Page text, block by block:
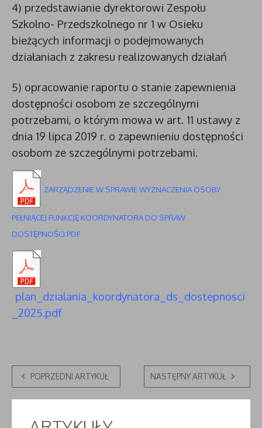
4) przedstawianie dyrektorowi Zespołu
Szkolno- Przedszkolnego nr 1 w Osieku
bieżących informacji o podejmowanych
działaniach z zakresu realizowanych działań
5) opracowanie raportu o stanie zapewnienia
dostępności osobom ze szczególnymi
potrzebami, o którym mowa w art. 11 ustawy z
dnia 19 lipca 2019 r. o zapewnieniu dostępności
osobom ze szczególnymi potrzebami.
ZARZĄDZENIE W SPRAWIE WYZNACZENIA OSOBY
PEŁNIĄCEJ FUNKCJĘ KOORDYNATORA DO SPRAW
DOSTĘPNOŚCI.PDF
plan_dzialania_koordynatora_ds_dostepnosci
_2025.pdf
POPRZEDNI ARTYKUŁ NASTĘPNY ARTYKUŁ